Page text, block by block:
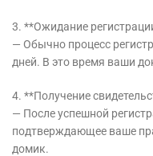
3. **Ожидание
— Обычно процесс
дней. В это время ваши
4. **Получение
— После успешной
подтверждающее ваше
домик.